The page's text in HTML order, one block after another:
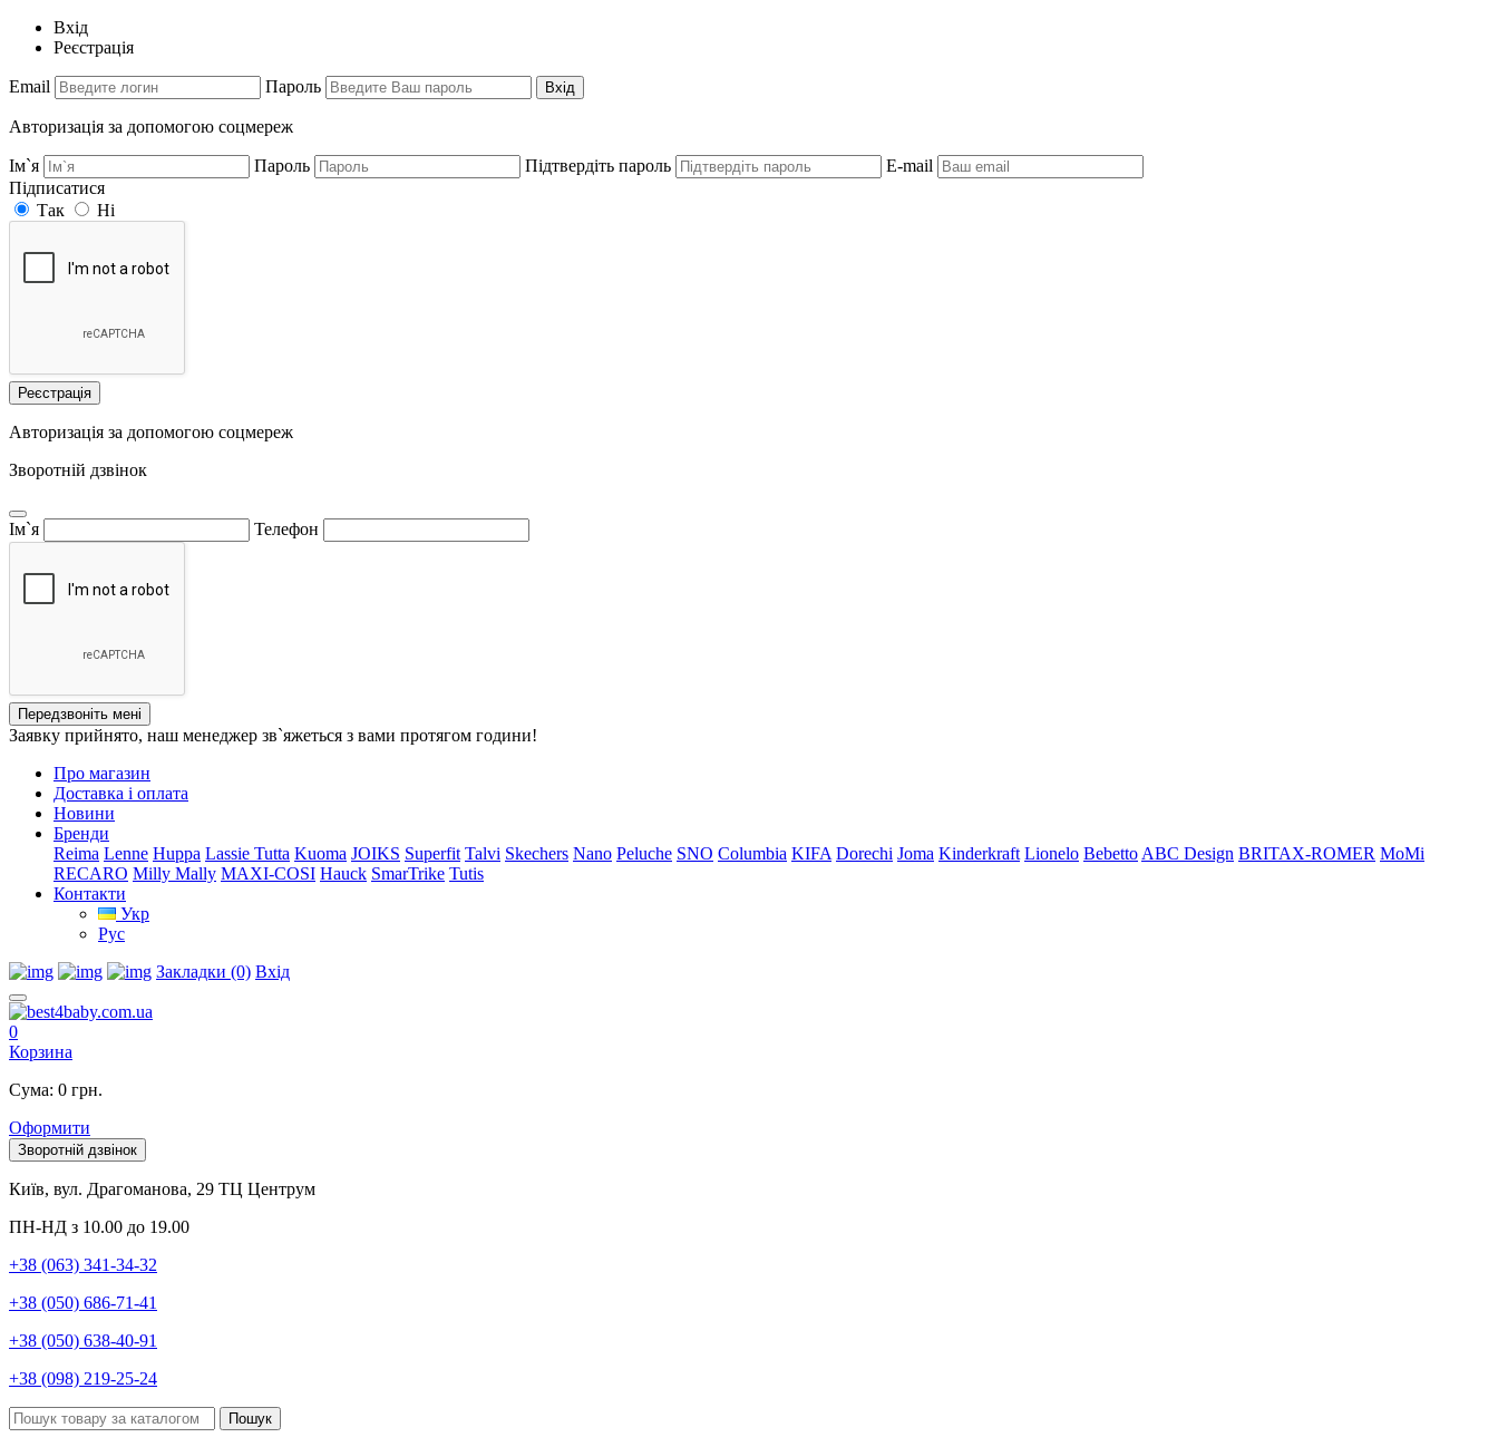
Вхід
Реєстрація
Email Пароль Вхід
Авторизація за допомогою соцмереж
Ім`я Пароль Підтвердіть пароль
E-mail
Підписатися
Так
Ні
Реєстрація
Авторизація за допомогою соцмереж
Зворотній дзвінок
Ім`я Телефон
Передзвоніть мені
Заявку прийнято, наш менеджер зв`яжеться з вами протягом години!
Про магазин
Доставка і оплата
Новини
Бренди
Reima Lenne Huppa Lassie Tutta Kuoma JOIKS Superfit Talvi Skechers Nano Peluche SNO Columbia KIFA Dorechi Joma Kinderkraft Lionelo Bebetto ABC Design BRITAX-ROMER MoMi
RECARO Milly Mally MAXI-COSI Hauck SmarTrike Tutis
Контакти
Укр
Рус
Закладки (0) Вхід
0
Корзина
Сума: 0 грн.
Оформити
Зворотній дзвінок
Київ, вул. Драгоманова, 29 ТЦ Центрум
ПН-НД з 10.00 до 19.00
+38 (063) 341-34-32
+38 (050) 686-71-41
+38 (050) 638-40-91
+38 (098) 219-25-24
Пошук